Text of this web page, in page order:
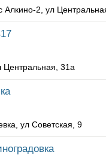
Алкино-2, ул
Центральная, 31а
ул Советская, 9